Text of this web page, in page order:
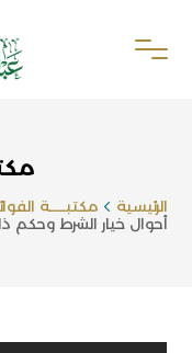
الرئيسية مكتبـــــة
أحوال خيار الشرط وحكم